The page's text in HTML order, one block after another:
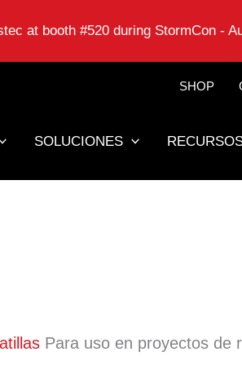
SHOP
SOLUCIONES
Para uso en proyectos de
at booth #520 during StormCon -